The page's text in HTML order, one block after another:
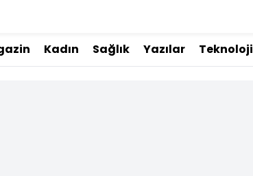
Kadın Sağlık Yazılar Teknoloji